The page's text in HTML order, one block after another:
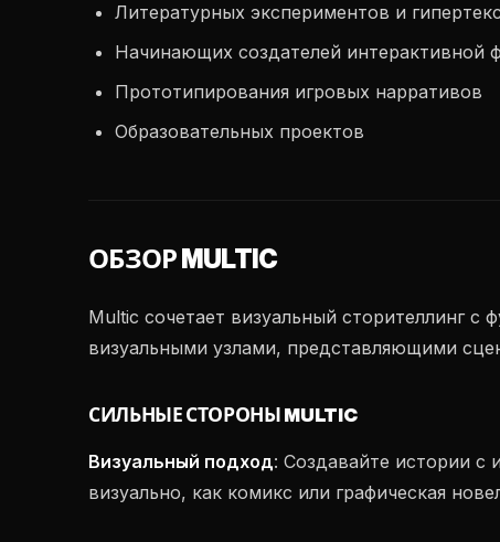
Литературных экспериментов и
Начинающих создателей интерактивной
Прототипирования игровых нарративов
Образовательных проектов
ОБЗОР MULTIC
Multic сочетает визуальный сторителлинг
визуальными узлами, представляющими
СИЛЬНЫЕ СТОРОНЫ MULTIC
Визуальный подход: Создавайте истории с
визуально, как комикс или графическая